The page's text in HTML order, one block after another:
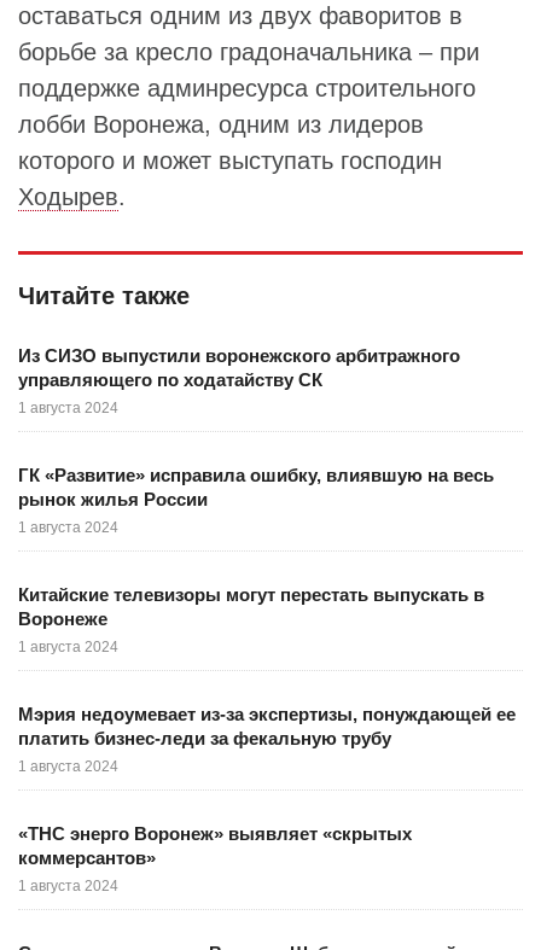
оставаться одним из двух фаворитов в
борьбе за кресло градоначальника – при
поддержке админресурса строительного
лобби Воронежа, одним из лидеров
которого и может выступать господин
Ходырев.
Читайте также
Из СИЗО выпустили воронежского арбитражного
управляющего по ходатайству СК
1 августа 2024
ГК «Развитие» исправила ошибку, влиявшую на весь
рынок жилья России
1 августа 2024
Китайские телевизоры могут перестать выпускать в
Воронеже
1 августа 2024
Мэрия недоумевает из-за экспертизы, понуждающей ее
платить бизнес-леди за фекальную трубу
1 августа 2024
«ТНС энерго Воронеж» выявляет «скрытых
коммерсантов»
1 августа 2024